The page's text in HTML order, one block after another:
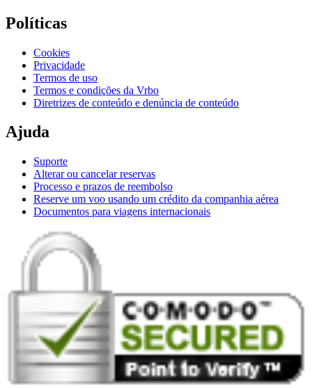
Políticas
Cookies
Privacidade
Termos de uso
Termos e condições da Vrbo
Diretrizes de conteúdo e denúncia de conteúdo
Ajuda
Suporte
Alterar ou cancelar reservas
Processo e prazos de reembolso
Reserve um voo usando um crédito da companhia aérea
Documentos para viagens internacionais